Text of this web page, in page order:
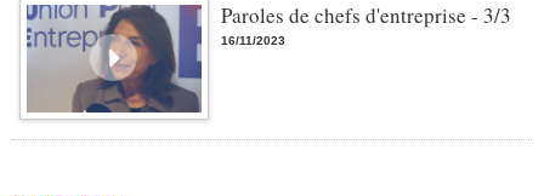
Paroles de chefs d'entreprise - 3/3
16/11/2023